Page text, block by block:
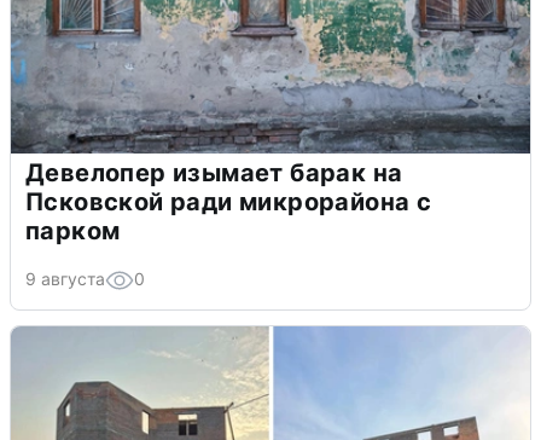
Девелопер изымает барак на
Псковской ради микрорайона с
парком
9 августа 0